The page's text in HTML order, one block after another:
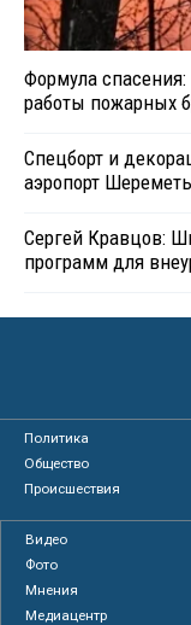
Формула
работы пожарных
Спецборт и
аэропорт
Сергей Кравцов:
программ для
Политика
Общество
Происшествия
Видео
Фото
Мнения
Медиацентр